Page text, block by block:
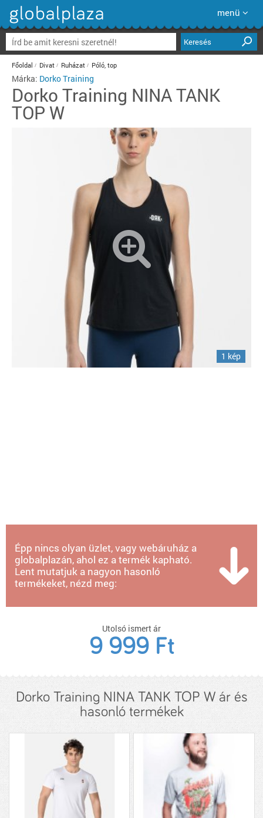
menü
Keresés
Főoldal Divat Ruházat Póló, top
Márka: Dorko Training
Dorko Training NINA TANK
TOP W
1 kép
Épp nincs olyan üzlet, vagy webáruház a
globalplazán, ahol ez a termék kapható.
Lent mutatjuk a nagyon hasonló
termékeket, nézd meg:
Utolsó ismert ár
9 999 Ft
Dorko Training NINA TANK TOP W ár és
hasonló termékek